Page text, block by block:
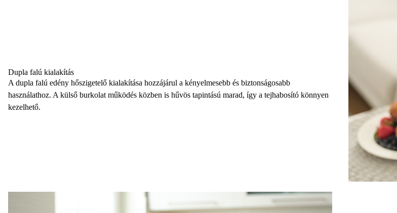
Dupla falú kialakítás
A dupla falú edény hőszigetelő kialakítása hozzájárul a kényelmesebb és biztonságosabb
használathoz. A külső burkolat működés közben is hűvös tapintású marad, így a tejhabosító könnyen
kezelhető.